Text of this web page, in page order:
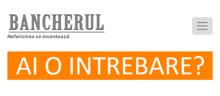
Nefericirea se inventează.